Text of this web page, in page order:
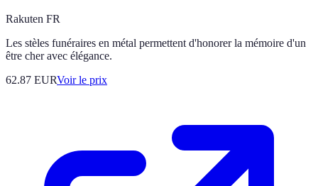
Rakuten FR
Les stèles funéraires en métal permettent d'honorer la mémoire d'un
être cher avec élégance.
62.87 EURVoir le prix